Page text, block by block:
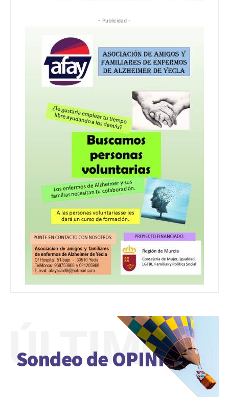
- Publicidad -
Sondeo de OPINIÓN
ÚLTIMO